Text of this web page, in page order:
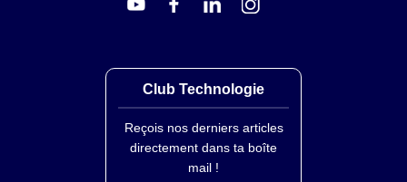
Club Technologie
Reçois nos derniers articles
directement dans ta boîte
mail !